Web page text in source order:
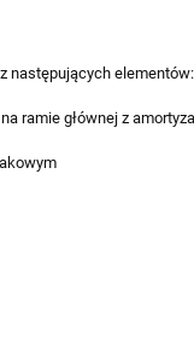
następujących elementów:
ramie głównej z